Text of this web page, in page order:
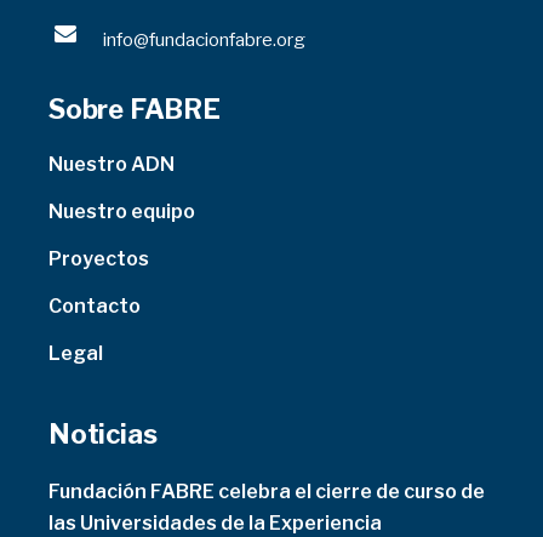
info@fundacionfabre.org
Sobre FABRE
Nuestro ADN
Nuestro equipo
Proyectos
Contacto
Legal
Noticias
Fundación FABRE celebra el cierre de curso de
las Universidades de la Experiencia